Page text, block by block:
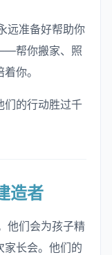
远准备好帮助你
帮你搬家、照
你。
们的行动胜过千
造者
他们会为孩子精
家长会。他们的